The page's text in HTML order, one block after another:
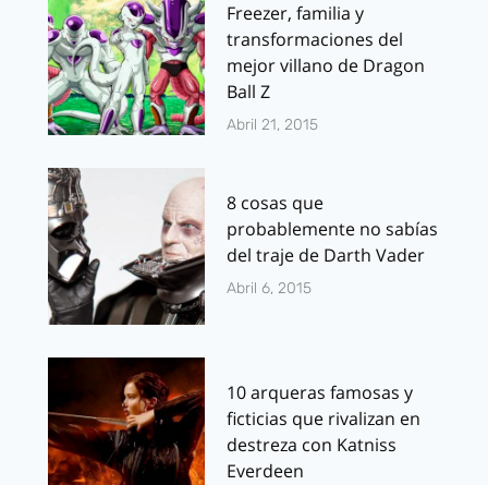
Freezer, familia y
transformaciones del
mejor villano de Dragon
Ball Z
Abril 21, 2015
8 cosas que
probablemente no sabías
del traje de Darth Vader
Abril 6, 2015
10 arqueras famosas y
ficticias que rivalizan en
destreza con Katniss
Everdeen